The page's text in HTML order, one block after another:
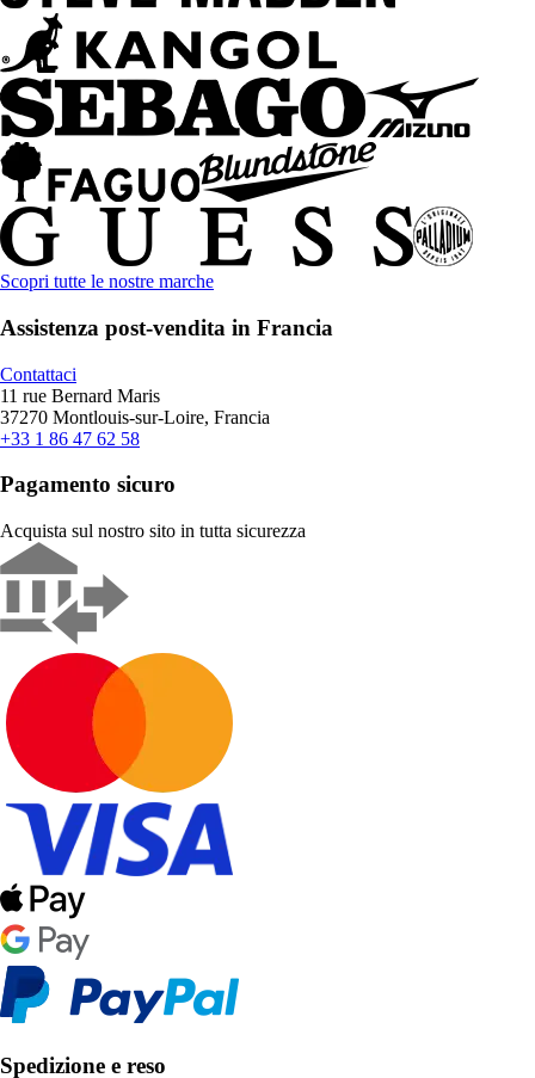
Scopri tutte le nostre marche
Assistenza post-vendita in Francia
Contattaci
11 rue Bernard Maris
37270 Montlouis-sur-Loire, Francia
+33 1 86 47 62 58
Pagamento sicuro
Acquista sul nostro sito in tutta sicurezza
Spedizione e reso